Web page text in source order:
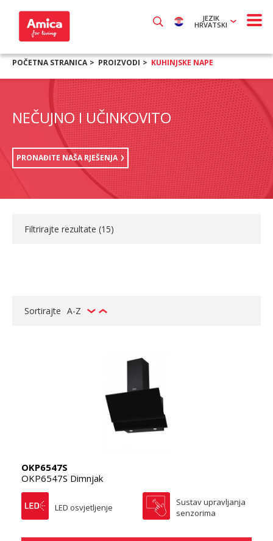
JEZIK
HRVATSKI
POČETNA STRANICA PROIZVODI KUHINJSKE NAPE
NEČUJNO I UČINKOVITO
PRONAĐITE NAŠA RJEŠENJA
Filtrirajte rezultate (15)
Sortirajte A-Z
OKP6547S
OKP6547S Dimnjak
LED osvjetljenje
Sustav upravljanja
senzorima